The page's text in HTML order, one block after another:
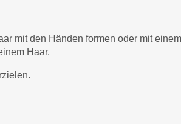
mit den Händen formen oder mit
Haar.